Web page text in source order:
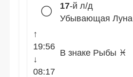
🌕 17-й л/д
Убывающая Луна
↑
19:56
↓
08:17
В знаке Рыбы ♓